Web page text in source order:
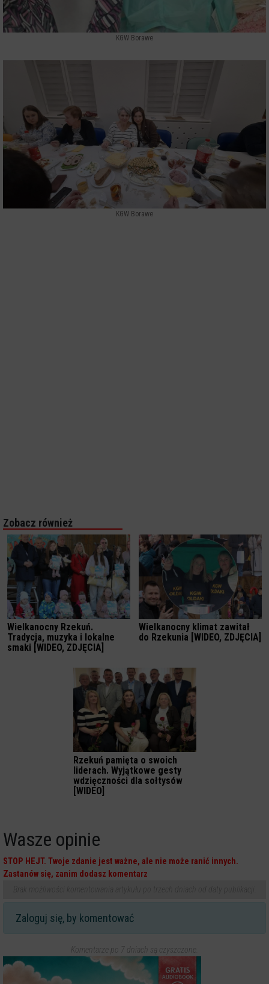
KGW Borawe
KGW Borawe
Zobacz również
Wielkanocny Rzekuń.
Tradycja, muzyka i lokalne
smaki [WIDEO, ZDJĘCIA]
Wielkanocny klimat zawitał
do Rzekunia [WIDEO, ZDJĘCIA]
Rzekuń pamięta o swoich
liderach. Wyjątkowe gesty
wdzięczności dla sołtysów
[WIDEO]
Wasze opinie
STOP HEJT. Twoje zdanie jest ważne, ale nie może ranić innych.
Zastanów się, zanim dodasz komentarz
Zaloguj się, by komentować
Komentarze po 7 dniach są czyszczone.